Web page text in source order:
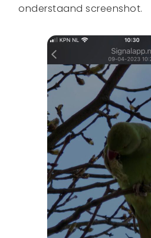
onderstaand screenshot.